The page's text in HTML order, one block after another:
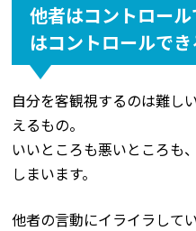
他者はコントロー
はコントロールでき
自分を客観視するのは難し
えるもの。
いいところも悪いところも
しまいます。
他者の言動にイライラして